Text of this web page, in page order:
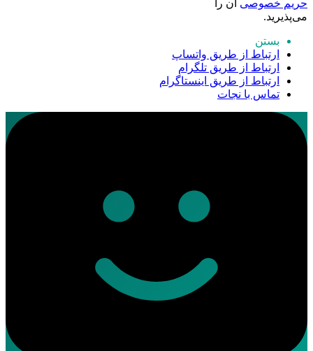
حریم خصوصی آن را
می‌پذیرید.
بستن
ارتباط از طریق واتساپ
ارتباط از طریق تلگرام
ارتباط از طریق اینستاگرام
تماس با نجات